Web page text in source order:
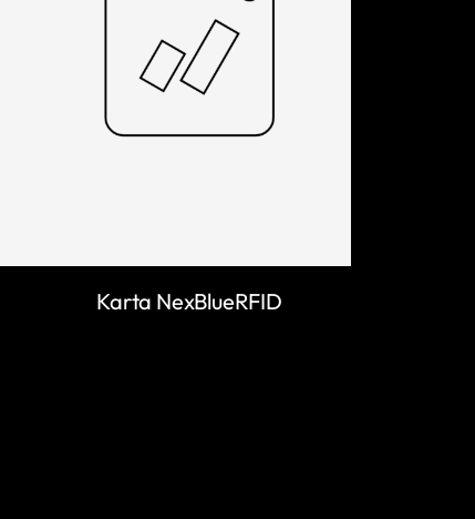
Karta NexBlueRFID